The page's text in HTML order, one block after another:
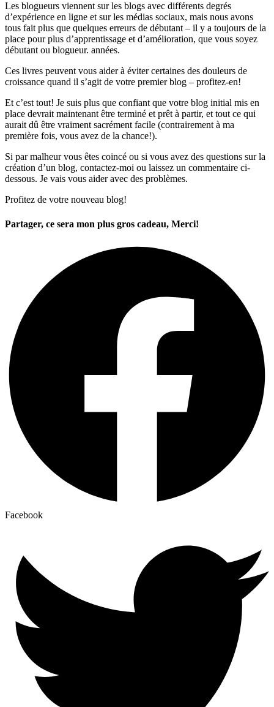
Les blogueurs viennent sur les blogs avec différents degrés
d’expérience en ligne et sur les médias sociaux, mais nous avons
tous fait plus que quelques erreurs de débutant – il y a toujours de la
place pour plus d’apprentissage et d’amélioration, que vous soyez
débutant ou blogueur. années.
Ces livres peuvent vous aider à éviter certaines des douleurs de
croissance quand il s’agit de votre premier blog – profitez-en!
Et c’est tout! Je suis plus que confiant que votre blog initial mis en
place devrait maintenant être terminé et prêt à partir, et tout ce qui
aurait dû être vraiment sacrément facile (contrairement à ma
première fois, vous avez de la chance!).
Si par malheur vous êtes coincé ou si vous avez des questions sur la
création d’un blog, contactez-moi ou laissez un commentaire ci-
dessous. Je vais vous aider avec des problèmes.
Profitez de votre nouveau blog!
Partager, ce sera mon plus gros cadeau, Merci!
Facebook